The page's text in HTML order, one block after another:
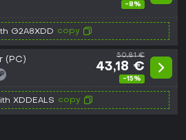
-8%
G2A8XDD copy
(PC) 50,81 €
43,18 €
-15%
XDDEALS copy